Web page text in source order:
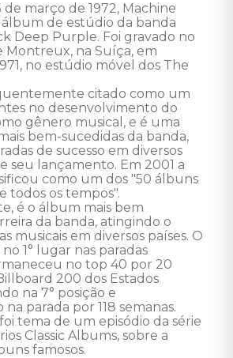
de março de 1972, Machine
álbum de estúdio da banda
Deep Purple. Foi gravado no
Montreux, na Suíça, em
no estúdio móvel dos The
citado como um
no desenvolvimento do
gênero musical, e é uma
bem-sucedidas da banda,
de sucesso em diversos
seu lançamento. Em 2001 a
como um dos "50 álbuns
todos os tempos".
é o álbum mais bem
da banda, atingindo o
musicais em diversos países. O
1° lugar nas paradas
no top 40 por 20
200 dos Estados
na 7° posição e
parada por 118 semanas.
tema de um episódio da série
Classic Albums, sobre a
famosos.